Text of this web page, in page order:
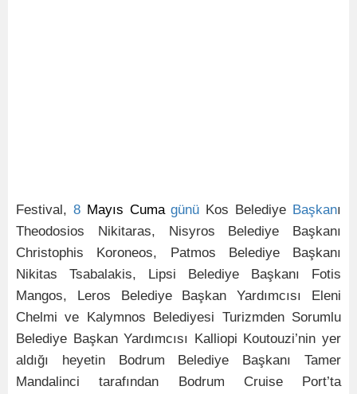
Festival, 8Mayıs Cumagünü Kos Belediye Başkanı
Theodosios Nikitaras, Nisyros Belediye Başkanı
Christophis Koroneos, Patmos Belediye Başkanı
Nikitas Tsabalakis, Lipsi Belediye Başkanı Fotis
Mangos, Leros Belediye Başkan Yardımcısı Eleni
Chelmi ve Kalymnos Belediyesi Turizmden Sorumlu
Belediye Başkan Yardımcısı Kalliopi Koutouzi’nin yer
aldığı heyetin Bodrum Belediye Başkanı Tamer
Mandalinci tarafından Bodrum Cruise Port’ta